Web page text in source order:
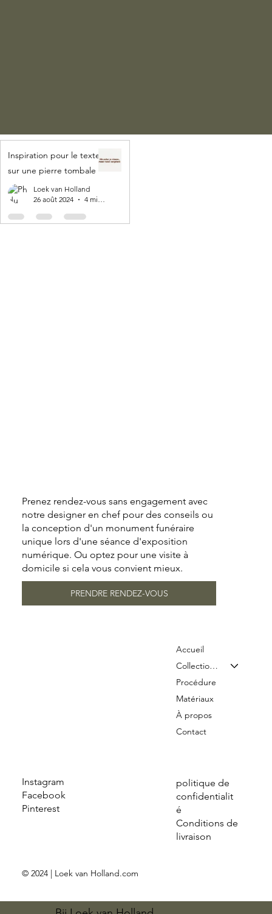
Inspiration pour le texte
sur une pierre tombale
Loek van Holland
26 août 2024
4 min de lecture
Instagram
Facebook
Pinterest
politique de
confidentialit
é
Conditions de
livraison
Accueil
Collection & Tarifs
Procédure
Matériaux
À propos
Contact
© 2024 | Loek van Holland.com
Prenez rendez-vous sans engagement avec
notre designer en chef pour des conseils ou
la conception d'un monument funéraire
unique lors d'une séance d'exposition
numérique. Ou optez pour une visite à
domicile si cela vous convient mieux.
PRENDRE RENDEZ-VOUS